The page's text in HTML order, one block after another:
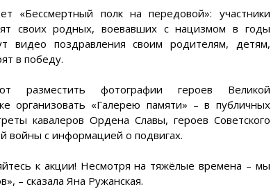
«Бессмертный полк на передовой»: участники
своих родных, воевавших с нацизмом в годы
видео поздравления своим родителям, детям,
в победу.
разместить фотографии героев Великой
организовать «Галерею памяти» – в публичных
кавалеров Ордена Славы, героев Советского
войны с информацией о подвигах.
к акции! Несмотря на тяжёлые времена – мы
– сказала Яна Ружанская.